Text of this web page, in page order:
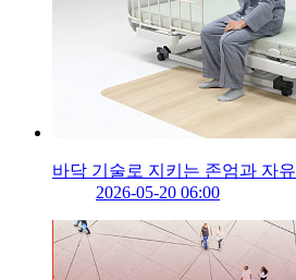
바닥 기술로 지키는 존엄과 자유
2026-05-20 06:00